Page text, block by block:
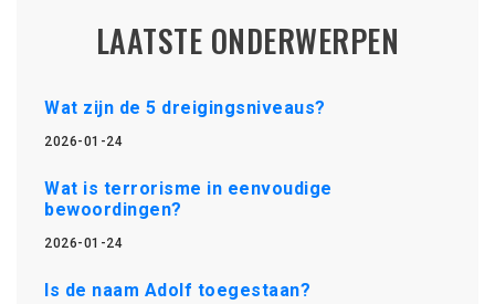
LAATSTE ONDERWERPEN
Wat zijn de 5 dreigingsniveaus?
2026-01-24
Wat is terrorisme in eenvoudige
bewoordingen?
2026-01-24
Is de naam Adolf toegestaan?